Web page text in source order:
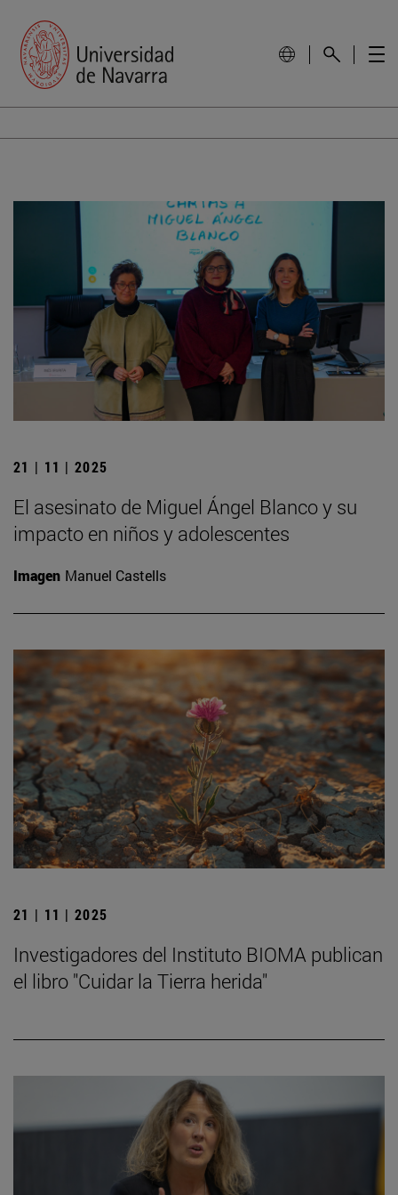
21 | 11 | 2025
El asesinato de Miguel Ángel Blanco y su
impacto en niños y adolescentes
Imagen Manuel Castells
21 | 11 | 2025
Investigadores del Instituto BIOMA publican
el libro "Cuidar la Tierra herida"